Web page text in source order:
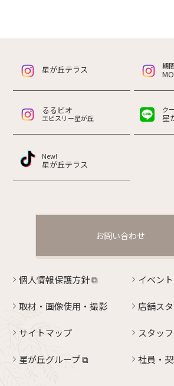
星が丘テラス 期
るるビオ
エピスリー星が丘
ク
星
New!
星が丘テラス
お問い合わせ
個人情報保護方針⧉ イベン
取材・画像使用・撮影 店舗ス
サイトマップ スタッ
星が丘グループ ⧉ 社員・